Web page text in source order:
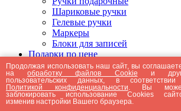
Шариковые ручки
Гелевые ручки
Маркеры
Блоки для записей
Подарки по цене
Подарки от 5000 рублей
Подарки до 5000 рублей
Подарки до 3000 рублей
Подарки до 2000 рублей
Подарки до 1000 рублей
Продолжая использовать наш сайт, вы
наобработку файлов Cookie и
пользовательских данных, в
Политикой конфиденциальности . Вы
заблокировать использование Cookies
изменив настройки Вашего браузера.